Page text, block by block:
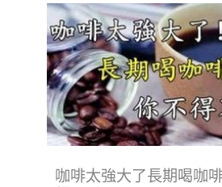
咖啡太強大了長期喝咖